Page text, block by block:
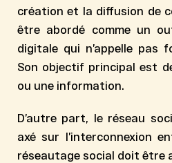
création et la diffusion de
être abordé comme un
digitale qui n’appelle pas
Son objectif principal est
ou une information.
D’autre part, le réseau
axé sur l’interconnexion
réseautage social doit être